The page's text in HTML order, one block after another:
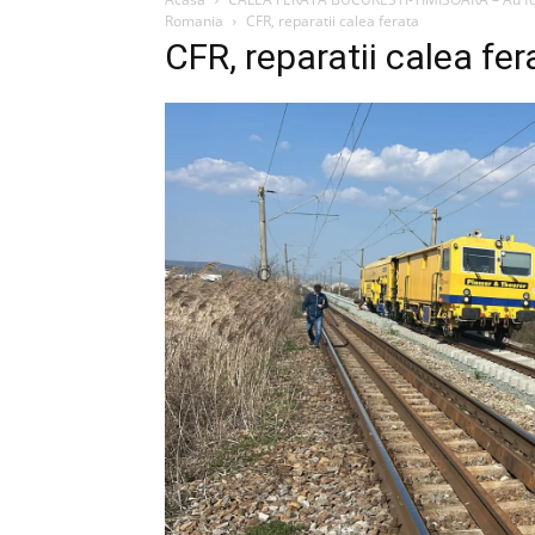
Romania
CFR, reparatii calea ferata
CFR, reparatii calea